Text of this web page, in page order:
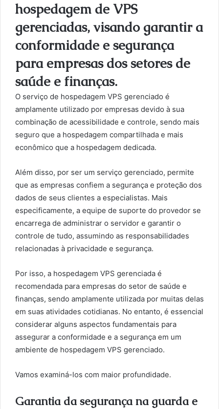
hospedagem de VPS
gerenciadas, visando garantir a
conformidade e segurança
para empresas dos setores de
saúde e finanças.
O serviço de hospedagem VPS gerenciado é
amplamente utilizado por empresas devido à sua
combinação de acessibilidade e controle, sendo mais
seguro que a hospedagem compartilhada e mais
econômico que a hospedagem dedicada.
Além disso, por ser um serviço gerenciado, permite
que as empresas confiem a segurança e proteção dos
dados de seus clientes a especialistas. Mais
especificamente, a equipe de suporte do provedor se
encarrega de administrar o servidor e garantir o
controle de tudo, assumindo as responsabilidades
relacionadas à privacidade e segurança.
Por isso, a hospedagem VPS gerenciada é
recomendada para empresas do setor de saúde e
finanças, sendo amplamente utilizada por muitas delas
em suas atividades cotidianas. No entanto, é essencial
considerar alguns aspectos fundamentais para
assegurar a conformidade e a segurança em um
ambiente de hospedagem VPS gerenciado.
Vamos examiná-los com maior profundidade.
Garantia da segurança na guarda e